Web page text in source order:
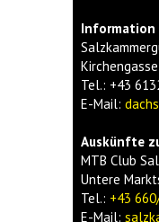
Information
Tel.: +43
E-Mail:
Auskünfte
MTB Club
Untere
Tel.: +43
E-Mail: